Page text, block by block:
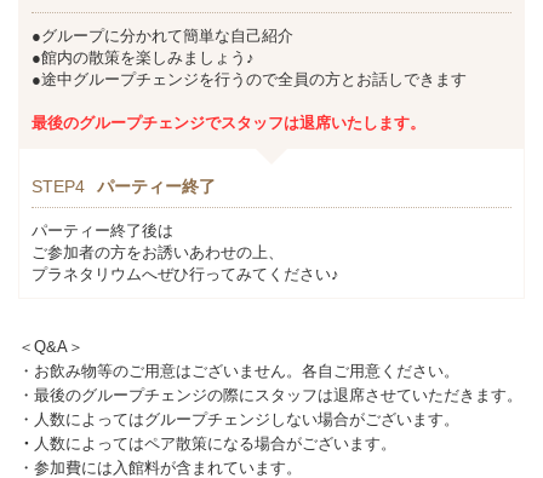
●グループに分かれて簡単な自己紹介
●館内の散策を楽しみましょう♪
●途中グループチェンジを行うので全員の方とお話しできます
最後のグループチェンジでスタッフは退席いたします。
STEP4 パーティー終了
パーティー終了後は
ご参加者の方をお誘いあわせの上、
プラネタリウムへぜひ行ってみてください♪
＜Q&A＞
・お飲み物等のご用意はございません。各自ご用意ください。
・最後のグループチェンジの際にスタッフは退席させていただきます。
・人数によってはグループチェンジしない場合がございます。
・ 人数によってはペア散策になる場合がございます。
・参加費には入館料が含まれています。